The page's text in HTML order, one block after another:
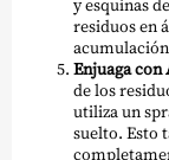
residuos en
acumulación
Enjuaga con
de los
utiliza un
suelto. Esto